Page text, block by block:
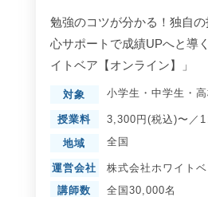
勉強のコツが分かる！独自
心サポートで成績UPへと導
イトベア【オンライン】」
対象 小学生 ・ 中学生 ・
授業料 3,300円(税込)〜／1
地域 全国
運営会社
株式会社ホワイトベ
講師数
全国30,000名